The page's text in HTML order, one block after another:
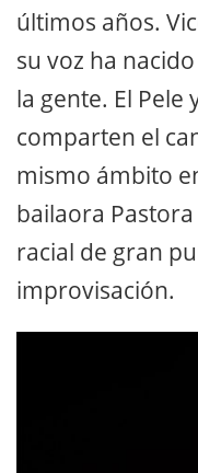
últimos años.
su voz ha
la gente. El Pele
comparten el
mismo ámbito
bailaora
racial de gran
improvisación.